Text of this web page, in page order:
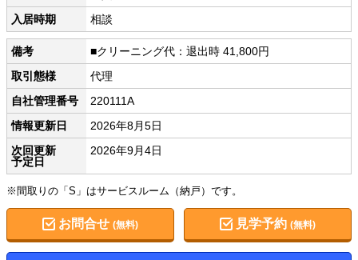
入居時期
相談
備考
■クリーニング代：退出時 41,800円
取引態様
代理
自社管理番号
220111A
情報更新日
2026年8月5日
次回更新
予定日
2026年9月4日
※間取りの「S」はサービスルーム（納戸）です。
お問合せ (無料) 見学予約(無料)